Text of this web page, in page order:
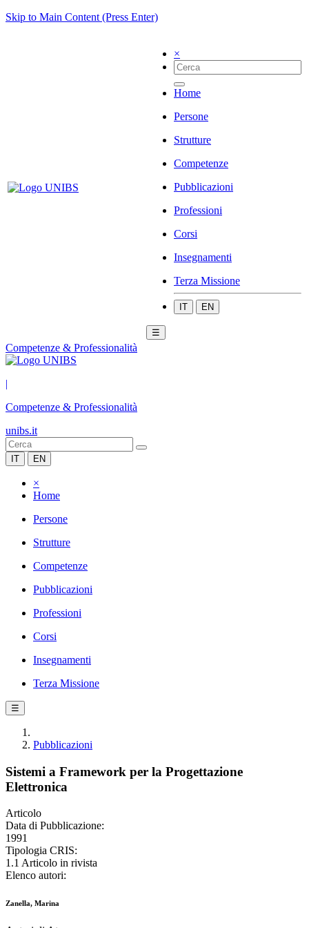
Skip to Main Content (Press Enter)
×
Home
Persone
Strutture
Competenze
Pubblicazioni
Professioni
Corsi
Insegnamenti
Terza Missione
IT EN
☰
Competenze & Professionalità
|
Competenze & Professionalità
unibs.it
IT EN
×
Home
Persone
Strutture
Competenze
Pubblicazioni
Professioni
Corsi
Insegnamenti
Terza Missione
☰
Pubblicazioni
Sistemi a Framework per la Progettazione
Elettronica
Articolo
Data di Pubblicazione:
1991
Tipologia CRIS:
1.1 Articolo in rivista
Elenco autori:
Zanella, Marina